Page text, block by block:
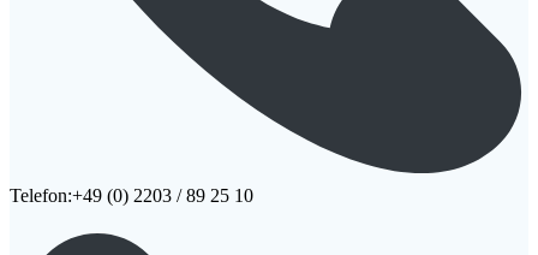
Telefon:+49 (0) 2203 / 89 25 10